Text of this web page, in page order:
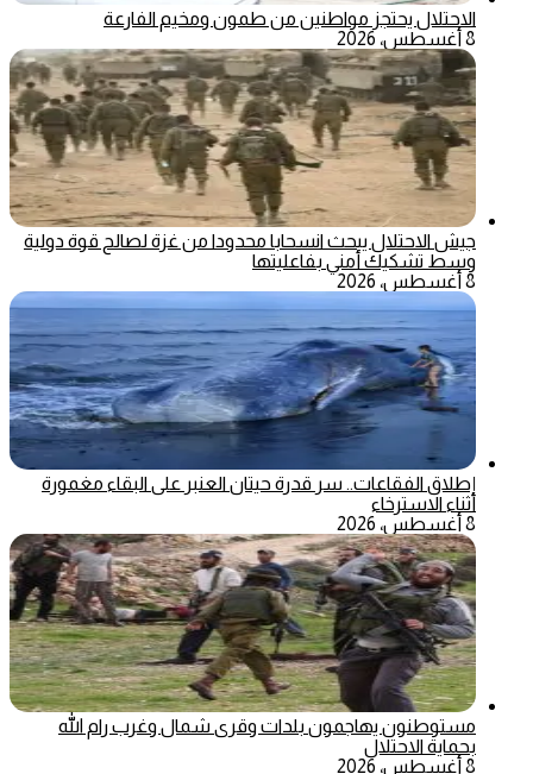
الاحتلال يحتجز مواطنين من طمون ومخيم الفارعة
8 أغسطس، 2026
جيش الاحتلال يبحث انسحابا محدودا من غزة لصالح قوة دولية
وسط تشكيك أمني بفاعليتها
8 أغسطس، 2026
إطلاق الفقاعات.. سر قدرة حيتان العنبر على البقاء مغمورة
أثناء الاسترخاء
8 أغسطس، 2026
مستوطنون يهاجمون بلدات وقرى شمال وغرب رام الله
بحماية الاحتلال
8 أغسطس، 2026